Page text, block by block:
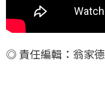
◎ 責任編輯：翁家德